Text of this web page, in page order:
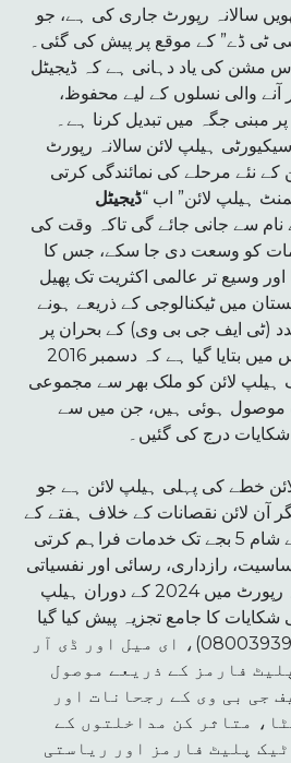
آٹھویں سالانہ رپورٹ جاری کی ہے، جو
سی ٹی ڈے” کے موقع پر پیش کی گئی۔
مشن کی یاد دہانی ہے کہ ڈیجیٹل
آنے والی نسلوں کے لیے محفوظ،
مبنی جگہ میں تبدیل کرنا ہے۔
ہیلپ لائن سالانہ رپورٹ
کے نئے مرحلے کی نمائندگی کرتی
ہیلپ لائن” اب “ڈیجیٹل
نام سے جانی جائے گی تاکہ وقت کی
کو وسعت دی جا سکے، جس کا
اور وسیع تر عالمی اکثریت تک پھیل
میں ٹیکنالوجی کے ذریعے ہونے
(ٹی ایف جی بی وی) کے بحران پر
روشنی ڈالی گئی ہے، جس میں بتایا گیا ہے کہ دسمبر 2016
ہیلپ لائن کو ملک بھر سے مجموعی
موصول ہوئی ہیں، جن میں سے
شکایات درج کی گئیں۔
خطے کی پہلی ہیلپ لائن ہے جو
آن لائن نقصانات کے خلاف ہفتے کے
ساتوں دن صبح 9 بجے سے شام 5 بجے تک خدمات فراہم کرتی
رازداری، رسائی اور نفسیاتی
فلاح کو ترجیح دیتی ہیں۔ رپورٹ میں 2024 کے دوران ہیلپ
کا جامع تجزیہ پیش کیا گیا
ہے، جو ٹول فری نمبر (080039393)، ای میل اور ڈی آر
فارمز کے ذریعے موصول
جی بی وی کے رجحانات اور
متاثر کن مداخلتوں کے
پلیٹ فارمز اور ریاستی